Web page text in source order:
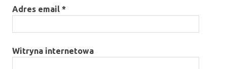
Adres email *
Witryna internetowa